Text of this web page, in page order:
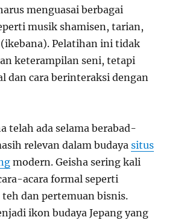
menguasai berbagai
musik shamisen, tarian,
Pelatihan ini tidak
keterampilan seni, tetapi
dan cara berinteraksi dengan
telah ada selama berabad-
relevan dalam budayasitus
modern. Geisha sering kali
acara formal seperti
dan pertemuan bisnis.
ikon budaya Jepang yang